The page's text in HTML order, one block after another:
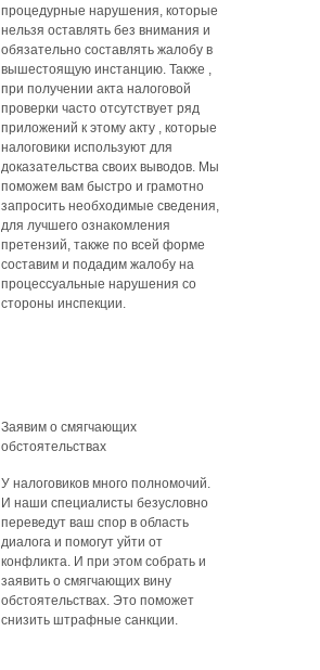
Заявим о смягчающих
обстоятельствах
процедурные нарушения, которые
нельзя оставлять без внимания и
обязательно составлять жалобу в
вышестоящую инстанцию. Также ,
при получении акта налоговой
проверки часто отсутствует ряд
приложений к этому акту , которые
налоговики используют для
доказательства своих выводов. Мы
поможем вам быстро и грамотно
запросить необходимые сведения,
для лучшего ознакомления
претензий, также по всей форме
составим и подадим жалобу на
процессуальные нарушения со
стороны инспекции.
У налоговиков много полномочий.
И наши специалисты безусловно
переведут ваш спор в область
диалога и помогут уйти от
конфликта. И при этом собрать и
заявить о смягчающих вину
обстоятельствах. Это поможет
снизить штрафные санкции.